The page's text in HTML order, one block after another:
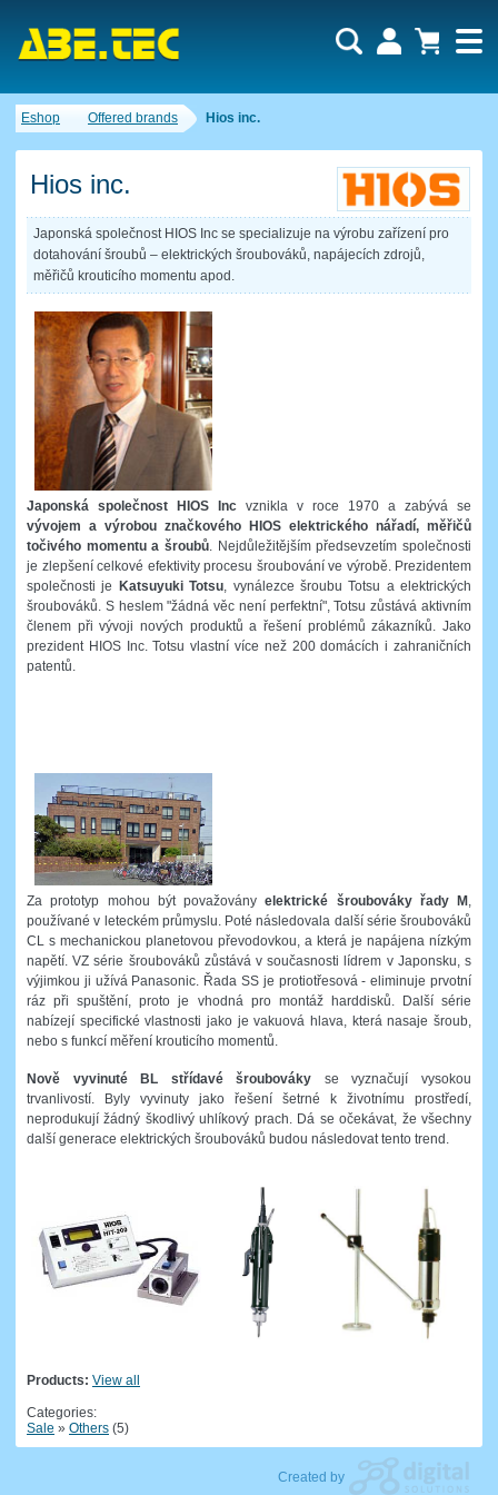
Eshop Offered brands Hios inc.
Hios inc.
Japonská společnost HIOS Inc se specializuje na výrobu zařízení pro
dotahování šroubů – elektrických šroubováků, napájecích zdrojů,
měřičů krouticího momentu apod.
Japonská společnost HIOS Inc vznikla v roce 1970 a zabývá se
vývojem a výrobou značkového HIOS elektrického nářadí, měřičů
točivého momentu a šroubů . Nejdůležitějším předsevzetím společnosti
je zlepšení celkové efektivity procesu šroubování ve výrobě. Prezidentem
společnosti je Katsuyuki Totsu , vynálezce šroubu Totsu a elektrických
šroubováků. S heslem "žádná věc není perfektní", Totsu zůstává aktivním
členem při vývoji nových produktů a řešení problémů zákazníků. Jako
prezident HIOS Inc. Totsu vlastní více než 200 domácích i zahraničních
patentů.
Za prototyp mohou být považoványelektrické šroubováky řady M ,
používané v leteckém průmyslu. Poté následovala další série šroubováků
CL s mechanickou planetovou převodovkou, a která je napájena nízkým
napětí. VZ série šroubováků zůstává v současnosti lídrem v Japonsku, s
výjimkou ji užívá Panasonic. Řada SS je protiotřesová - eliminuje prvotní
ráz při spuštění, proto je vhodná pro montáž harddisků. Další série
nabízejí specifické vlastnosti jako je vakuová hlava, která nasaje šroub,
nebo s funkcí měření krouticího momentů.
Nově vyvinuté BL střídavé šroubováky se vyznačují vysokou
trvanlivostí. Byly vyvinuty jako řešení šetrné k životnímu prostředí,
neprodukují žádný škodlivý uhlíkový prach. Dá se očekávat, že všechny
další generace elektrických šroubováků budou následovat tento trend.
Products: View all
Categories:
Sale » Others (5)
Created by